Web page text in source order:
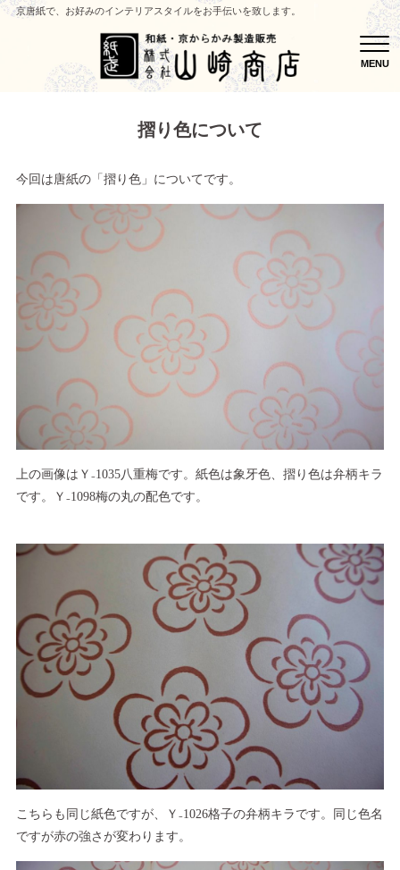
京唐紙で、お好みのインテリアスタイルをお手伝いを致します。
MENU
摺り色について
今回は唐紙の「摺り色」についてです。
上の画像はＹ₋1035八重梅です。紙色は象牙色、摺り色は弁柄キラ
です。Ｙ₋1098梅の丸の配色です。
こちらも同じ紙色ですが、Ｙ₋1026格子の弁柄キラです。同じ色名
ですが赤の強さが変わります。